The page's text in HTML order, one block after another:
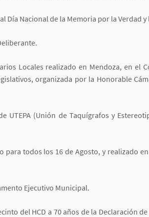
Día Nacional de la Memoria por la Verdad y
Locales realizado en Mendoza, en el
organizada por la Honorable
(Unión de Taquígrafos y
todos los 16 de Agosto, y realizado
Ejecutivo Municipal.
del HCD a 70 años de la Declaración